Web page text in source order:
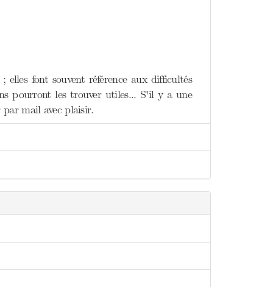
font souvent référence aux difficultés
pourront les trouver utiles... S'il y a une
par mail avec plaisir.